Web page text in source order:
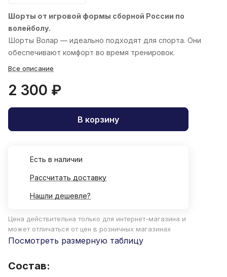
Шорты от игровой формы сборной России по
волейболу.
Шорты Волар — идеально подходят для спорта. Они
обеспечивают комфорт во время тренировок.
Все описание
2 300 ₽
В корзину
Есть в наличии
Рассчитать доставку
Нашли дешевле?
Цена действительна только для интернет-магазина и
может отличаться от цен в розничных магазинах
Посмотреть размерную таблицу
Состав: